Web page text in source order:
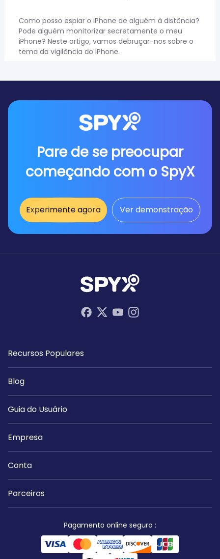
Como posso espiar o iPhone de alguém à distância?
Pode alguém monitorizar secretamente o meu
iPhone? Neste artigo, vamos debruçar-nos sobre o
tema da vigilância do iPhone.
Pare de se preocupar
começando com o SpyX
Experimente agora Ver demonstração
Recursos Populares
Blog
Guia do Usuário
Empresa
Conta
Parceiros
Pagamento online seguro :